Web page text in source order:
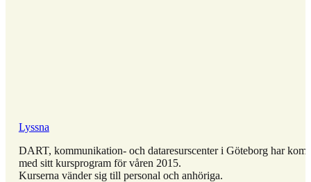
Lyssna
DART, kommunikation- och dataresurscenter i Göteborg har
med sitt kursprogram för våren 2015.
Kurserna vänder sig till personal och anhöriga.